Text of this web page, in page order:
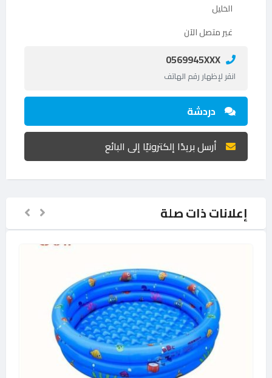
الخليل
غير متصل الآن
0569945XXX
انقر لإظهار رقم الهاتف
دردشة
أرسل بريدًا إلكترونيًا إلى البائع
إعلانات ذات صلة